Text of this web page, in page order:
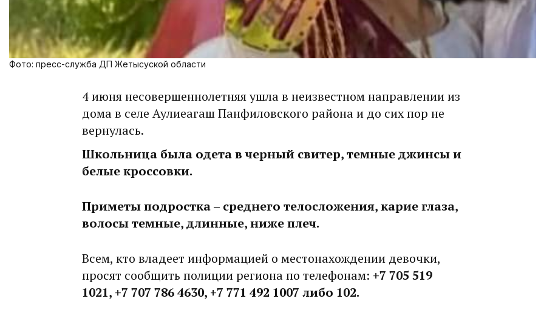
Фото: пресс-служба ДП Жетысуской области
4 июня несовершеннолетняя ушла в неизвестном направлении из
дома в селе Аулиеагаш Панфиловского района и до сих пор не
вернулась.
Школьница была одета в черный свитер, темные джинсы и
белые кроссовки.
Приметы подростка – среднего телосложения, карие глаза,
волосы темные, длинные, ниже плеч.
Всем, кто владеет информацией о местонахождении девочки,
просят сообщить полиции региона по телефонам: +7 705 519
1021, +7 707 786 4630, +7 771 492 1007 либо 102.